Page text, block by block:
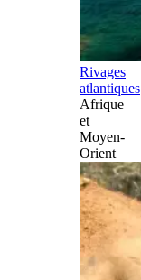
Rivages
atlantiques
Afrique
et
Moyen-
Orient